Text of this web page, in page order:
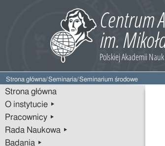
Strona główna/Seminaria/Seminarium środowe
Strona główna
O instytucie ▸
Pracownicy ▸
Rada Naukowa ▸
Badania ▸